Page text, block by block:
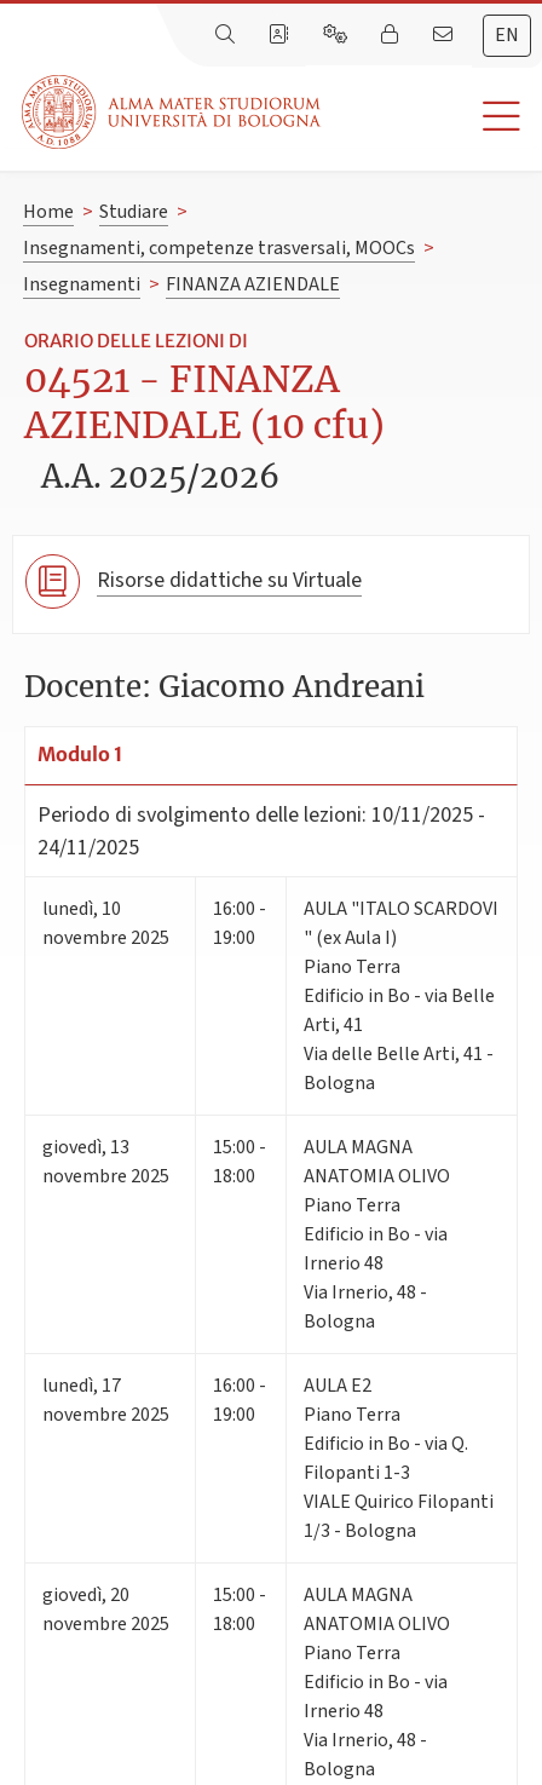
EN
Home > Studiare >
Insegnamenti, competenze trasversali, MOOCs >
Insegnamenti > FINANZA AZIENDALE
ORARIO DELLE LEZIONI DI
04521 - FINANZA
AZIENDALE (10 cfu)
A.A. 2025/2026
Risorse didattiche su Virtuale
Docente: Giacomo Andreani
Modulo 1
Periodo di svolgimento delle lezioni: 10/11/2025 -
24/11/2025
lunedì, 10
novembre 2025
16:00 -
19:00
AULA "ITALO SCARDOVI
" (ex Aula I)
Piano Terra
Edificio in Bo - via Belle
Arti, 41
Via delle Belle Arti, 41 -
Bologna
giovedì, 13
novembre 2025
15:00 -
18:00
AULA MAGNA
ANATOMIA OLIVO
Piano Terra
Edificio in Bo - via
Irnerio 48
Via Irnerio, 48 -
Bologna
lunedì, 17
novembre 2025
16:00 -
19:00
AULA E2
Piano Terra
Edificio in Bo - via Q.
Filopanti 1-3
VIALE Quirico Filopanti
1/3 - Bologna
giovedì, 20
novembre 2025
15:00 -
18:00
AULA MAGNA
ANATOMIA OLIVO
Piano Terra
Edificio in Bo - via
Irnerio 48
Via Irnerio, 48 -
Bologna